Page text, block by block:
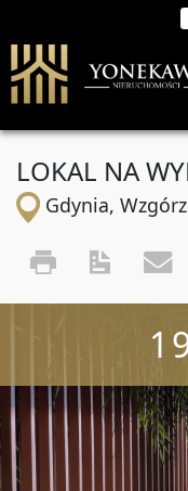
Rodzaj oferty
Wszystkie oferty
Transakcja
Sprzedaż i wynajem
do
LOKAL NA
Gdynia,